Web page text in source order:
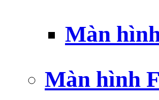
Màn
Màn hình